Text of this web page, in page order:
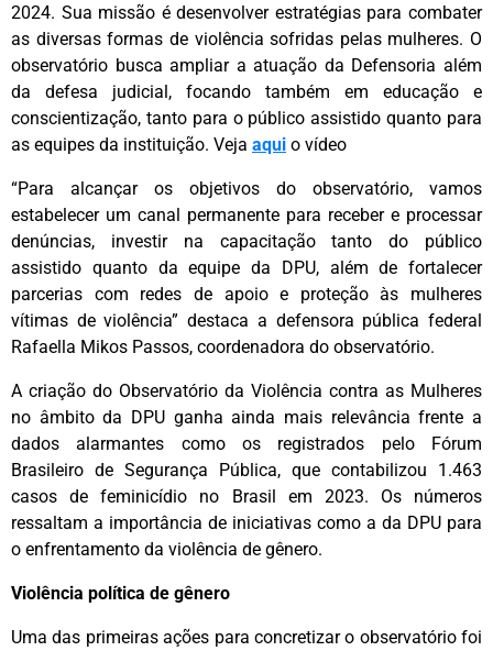
2024. Sua missão é desenvolver estratégias para combater
as diversas formas de violência sofridas pelas mulheres. O
observatório busca ampliar a atuação da Defensoria além
da defesa judicial, focando também em educação e
conscientização, tanto para o público assistido quanto para
as equipes da instituição. Veja aqui o vídeo
“Para alcançar os objetivos do observatório, vamos
estabelecer um canal permanente para receber e processar
denúncias, investir na capacitação tanto do público
assistido quanto da equipe da DPU, além de fortalecer
parcerias com redes de apoio e proteção às mulheres
vítimas de violência” destaca a defensora pública federal
Rafaella Mikos Passos, coordenadora do observatório.
A criação do Observatório da Violência contra as Mulheres
no âmbito da DPU ganha ainda mais relevância frente a
dados alarmantes como os registrados pelo Fórum
Brasileiro de Segurança Pública, que contabilizou 1.463
casos de feminicídio no Brasil em 2023. Os números
ressaltam a importância de iniciativas como a da DPU para
o enfrentamento da violência de gênero.
Violência política de gênero
Uma das primeiras ações para concretizar o observatório foi